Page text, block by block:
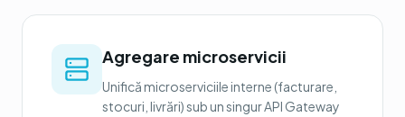
Agregare microservicii
Unifică microserviciile interne (facturare,
stocuri, livrări) sub un singur API Gateway